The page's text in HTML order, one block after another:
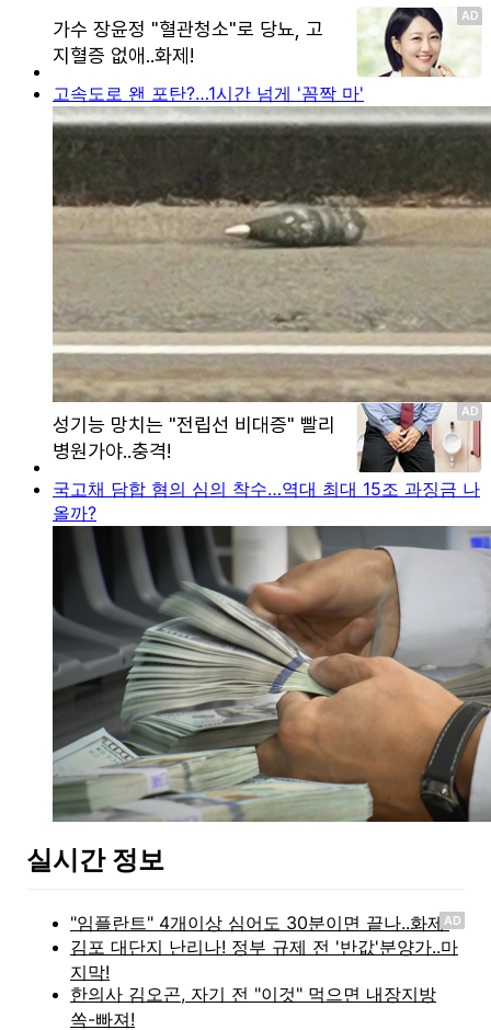
고속도로 왠 포탄?…1시간 넘게 '꼼짝 마'
국고채 담합 혐의 심의 착수…역대 최대 15조 과징금 나
올까?
실시간 정보
AD